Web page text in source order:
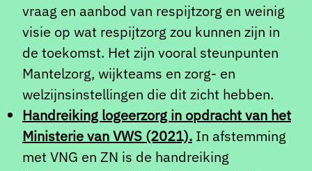
vraag en aanbod van respijtzorg en weinig
visie op wat respijtzorg zou kunnen zijn in
de toekomst. Het zijn vooral steunpunten
Mantelzorg, wijkteams en zorg- en
welzijnsinstellingen die dit zicht hebben.
Handreiking logeerzorg in opdracht van het
Ministerie van VWS (2021). In afstemming
met VNG en ZN is de handreiking